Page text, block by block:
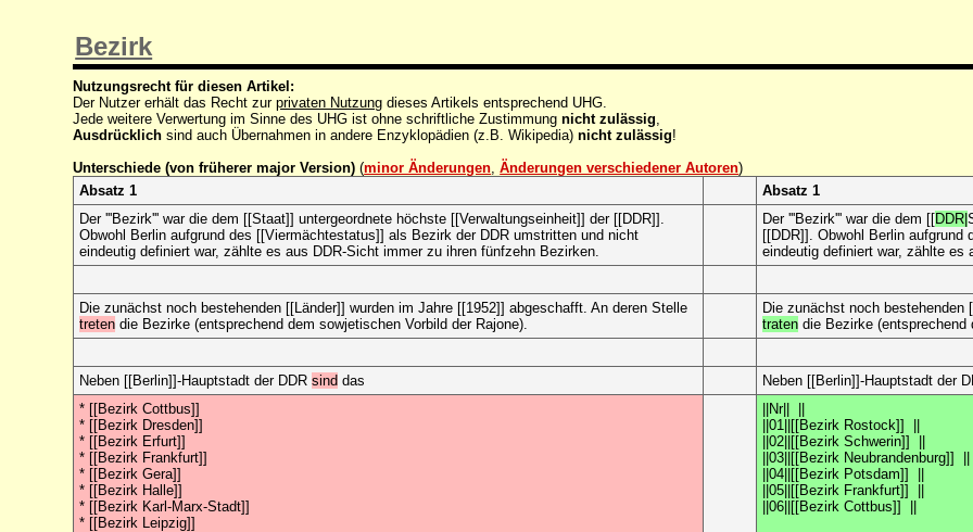
Bezirk
Nutzungsrecht für diesen Artikel:
Der Nutzer erhält das Recht zurprivaten Nutzung dieses Artikels entsprechend UHG.
Jede weitere Verwertung im Sinne des UHG ist ohne schriftliche Zustimmungnicht zulässig
Ausdrücklich sind auch Übernahmen in andere Enzyklopädien (z.B. Wikipedia)nicht zulässig!
Unterschiede (von früherer major Version) (minor Änderungen ,Änderungen verschiedener Autoren)
Absatz 1
Absatz 1
Der '''Bezirk''' war die dem [[Staat]] untergeordnete höchste [[Verwaltungseinheit]] der [[DDR]].
Obwohl Berlin aufgrund des [[Viermächtestatus]] als Bezirk der DDR umstritten und nicht
eindeutig definiert war, zählte es aus DDR-Sicht immer zu ihren fünfzehn Bezirken.
Der '''Bezirk''' war die dem [[DDR|
[[DDR]]. Obwohl Berlin
eindeutig definiert war, zählte
Die zunächst noch bestehenden [[Länder]] wurden im Jahre [[1952]] abgeschafft. An deren Stelle
treten die Bezirke (entsprechend dem sowjetischen Vorbild der Rajone).
Die zunächst noch
traten die Bezirke (entsprechend
Neben [[Berlin]]-Hauptstadt der DDRsind das
Neben [[Berlin]]-Hauptstadt der
* [[Bezirk Cottbus]]
* [[Bezirk Dresden]]
* [[Bezirk Erfurt]]
* [[Bezirk Frankfurt]]
* [[Bezirk Gera]]
* [[Bezirk Halle]]
* [[Bezirk Karl-Marx-Stadt]]
* [[Bezirk Leipzig]]
||Nr|| ||
||01||[[Bezirk Rostock]] ||
||02||[[Bezirk Schwerin]] ||
||03||[[Bezirk Neubrandenburg]] ||
||04||[[Bezirk Potsdam]] ||
||05||[[Bezirk Frankfurt]] ||
||06||[[Bezirk Cottbus]] ||